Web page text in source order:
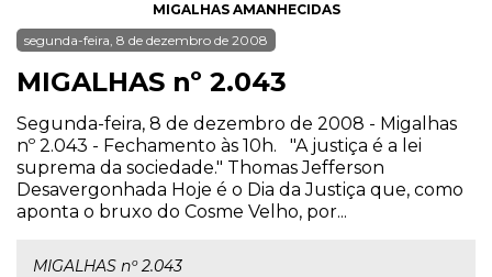
MIGALHAS AMANHECIDAS
segunda-feira, 8 de dezembro de 2008
MIGALHAS nº 2.043
Segunda-feira, 8 de dezembro de 2008 - Migalhas
nº 2.043 - Fechamento às 10h. "A justiça é a lei
suprema da sociedade." Thomas Jefferson
Desavergonhada Hoje é o Dia da Justiça que, como
aponta o bruxo do Cosme Velho, por...
MIGALHAS nº 2.043